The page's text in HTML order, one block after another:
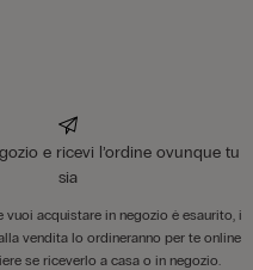
e ricevi l’ordine ovunque tu
sia
acquistare in negozio è esaurito, i
vendita lo ordineranno per te online
se riceverlo a casa o in negozio.